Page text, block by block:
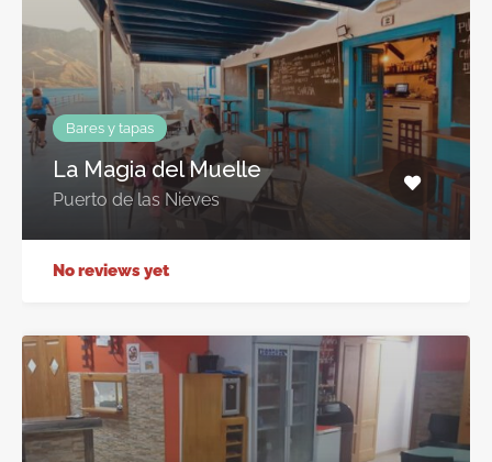
Bares y tapas
La Magia del Muelle
Puerto de las Nieves
No reviews yet